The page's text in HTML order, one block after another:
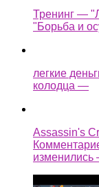
Тренинг —
"Борьба и
легкие
колодца —
Assassin's